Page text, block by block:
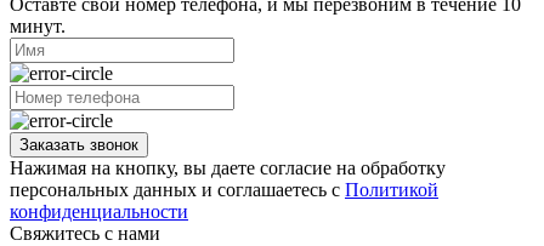
Оставте свой номер телефона, и мы перезвоним в течение 10
минут.
Заказать звонок
Нажимая на кнопку, вы даете согласие на обработку
персональных данных и соглашаетесь с Политикой
конфиденциальности
Свяжитесь с нами